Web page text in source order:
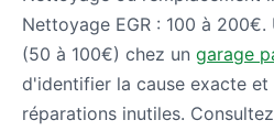
Nettoyage EGR : 100 à
(50 à 100€) chez un garage
d'identifier la cause exacte
réparations inutiles.